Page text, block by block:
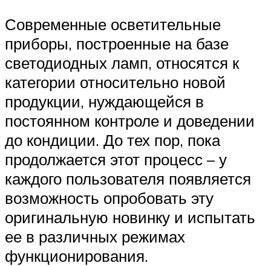
Современные осветительные
приборы, построенные на базе
светодиодных ламп, относятся к
категории относительно новой
продукции, нуждающейся в
постоянном контроле и доведении
до кондиции. До тех пор, пока
продолжается этот процесс – у
каждого пользователя появляется
возможность опробовать эту
оригинальную новинку и испытать
ее в различных режимах
функционирования.